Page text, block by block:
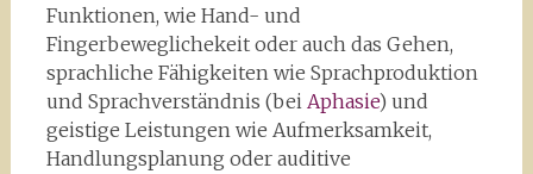
Funktionen, wie Hand- und
Fingerbeweglichekeit oder auch das Gehen,
sprachliche Fähigkeiten wie Sprachproduktion
und Sprachverständnis (bei Aphasie) und
geistige Leistungen wie Aufmerksamkeit,
Handlungsplanung oder auditive